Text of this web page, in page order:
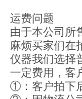
运费问题
由于本公司所
麻烦买家们在
仪器我们选择
一定费用，客
①：客户拍下